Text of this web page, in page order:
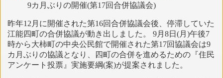
9カ月ぶりの開催(第17回合併協議会)
昨年12月に開催された第16回合併協議会後、停滞していた
江能四町の合併協議が動き出しました。 9月8日(月)午後7
時から大柿町の中央公民館で開催された第17回協議会は9
カ月ぶりの協議となり、四町の合併を進めるための『住民
アンケート投票』実施要綱(案)が提案されました。